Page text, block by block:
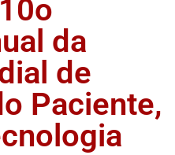
da
de
Paciente,